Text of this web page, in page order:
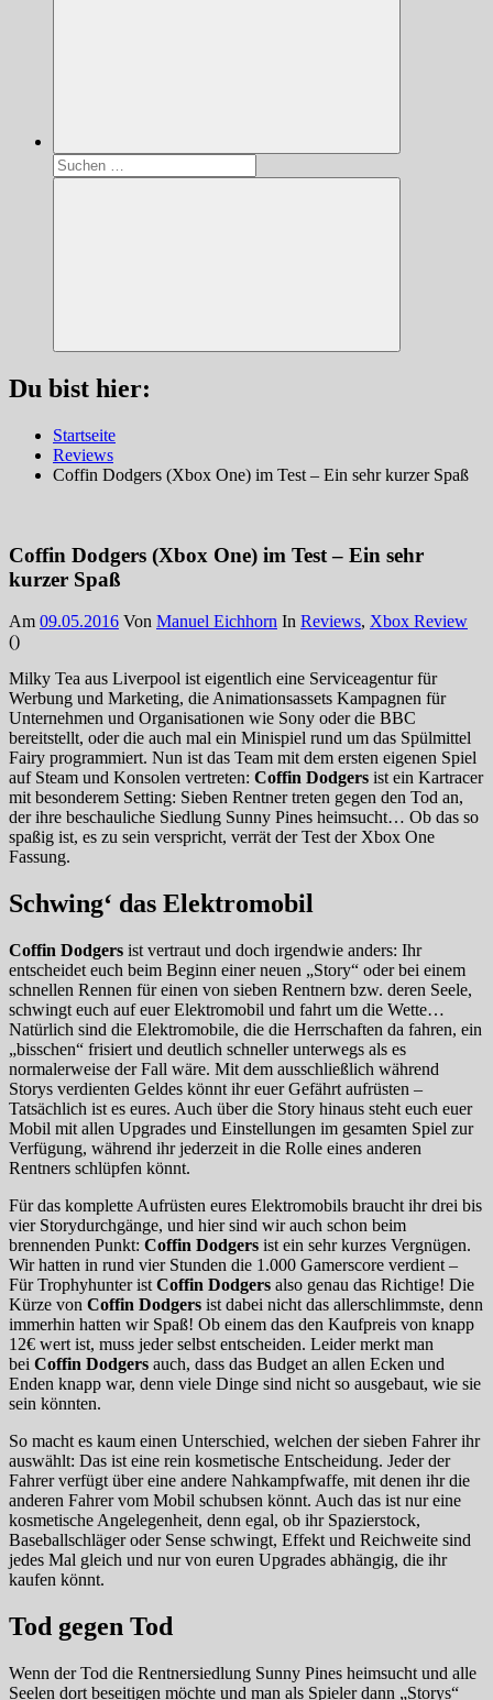
Suchen
nach:
Suchen
Du bist hier:
Startseite
Reviews
Coffin Dodgers (Xbox One) im Test – Ein sehr kurzer Spaß
Coffin Dodgers (Xbox One) im Test – Ein sehr
kurzer Spaß
Am 09.05.2016 Von Manuel Eichhorn In Reviews, Xbox Review
()
Milky Tea aus Liverpool ist eigentlich eine Serviceagentur für
Werbung und Marketing, die Animationsassets Kampagnen für
Unternehmen und Organisationen wie Sony oder die BBC
bereitstellt, oder die auch mal ein Minispiel rund um das Spülmittel
Fairy programmiert. Nun ist das Team mit dem ersten eigenen Spiel
auf Steam und Konsolen vertreten: Coffin Dodgers ist ein Kartracer
mit besonderem Setting: Sieben Rentner treten gegen den Tod an,
der ihre beschauliche Siedlung Sunny Pines heimsucht… Ob das so
spaßig ist, es zu sein verspricht, verrät der Test der Xbox One
Fassung.
Schwing‘ das Elektromobil
Coffin Dodgers ist vertraut und doch irgendwie anders: Ihr
entscheidet euch beim Beginn einer neuen „Story“ oder bei einem
schnellen Rennen für einen von sieben Rentnern bzw. deren Seele,
schwingt euch auf euer Elektromobil und fahrt um die Wette…
Natürlich sind die Elektromobile, die die Herrschaften da fahren, ein
„bisschen“ frisiert und deutlich schneller unterwegs als es
normalerweise der Fall wäre. Mit dem ausschließlich während
Storys verdienten Geldes könnt ihr euer Gefährt aufrüsten –
Tatsächlich ist es eures. Auch über die Story hinaus steht euch euer
Mobil mit allen Upgrades und Einstellungen im gesamten Spiel zur
Verfügung, während ihr jederzeit in die Rolle eines anderen
Rentners schlüpfen könnt.
Für das komplette Aufrüsten eures Elektromobils braucht ihr drei bis
vier Storydurchgänge, und hier sind wir auch schon beim
brennenden Punkt: Coffin Dodgers ist ein sehr kurzes Vergnügen.
Wir hatten in rund vier Stunden die 1.000 Gamerscore verdient –
Für Trophyhunter ist Coffin Dodgers also genau das Richtige! Die
Kürze von Coffin Dodgers ist dabei nicht das allerschlimmste, denn
immerhin hatten wir Spaß! Ob einem das den Kaufpreis von knapp
12€ wert ist, muss jeder selbst entscheiden. Leider merkt man
bei Coffin Dodgers auch, dass das Budget an allen Ecken und
Enden knapp war, denn viele Dinge sind nicht so ausgebaut, wie sie
sein könnten.
So macht es kaum einen Unterschied, welchen der sieben Fahrer ihr
auswählt: Das ist eine rein kosmetische Entscheidung. Jeder der
Fahrer verfügt über eine andere Nahkampfwaffe, mit denen ihr die
anderen Fahrer vom Mobil schubsen könnt. Auch das ist nur eine
kosmetische Angelegenheit, denn egal, ob ihr Spazierstock,
Baseballschläger oder Sense schwingt, Effekt und Reichweite sind
jedes Mal gleich und nur von euren Upgrades abhängig, die ihr
kaufen könnt.
Tod gegen Tod
Wenn der Tod die Rentnersiedlung Sunny Pines heimsucht und alle
Seelen dort beseitigen möchte und man als Spieler dann „Storys“